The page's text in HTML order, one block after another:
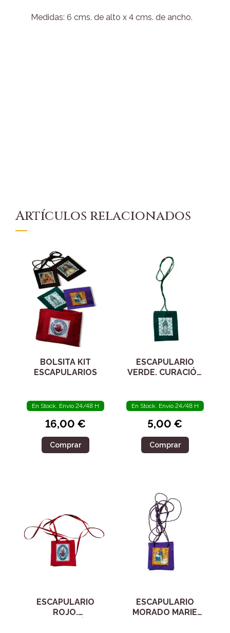
Medidas: 6 cms. de alto x 4 cms. de ancho.
Artículos relacionados
BOLSITA KIT
ESCAPULARIOS
En Stock. Envío 24/48 H
16,00 €
Comprar
ESCAPULARIO
VERDE. CURACIÓN
ENFERMOS
En Stock. Envío 24/48 H
5,00 €
Comprar
ESCAPULARIO
ROJO.
ESCAPULARIO
MORADO MARIE